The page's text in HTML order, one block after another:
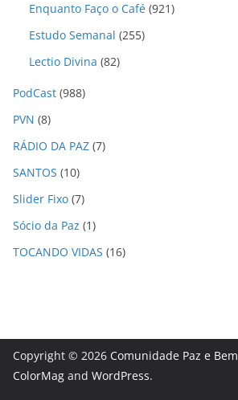
Enquanto Faço o Café (921)
Estudo Semanal (255)
Lectio Divina (82)
PodCast (988)
PVN (8)
RÁDIO DA PAZ (7)
SANTOS (10)
Slider Fixo (7)
Sócio da Paz (1)
TOCANDO VIDAS (16)
Copyright © 2026 Comunidade Paz e Bem
ColorMag and WordPress.